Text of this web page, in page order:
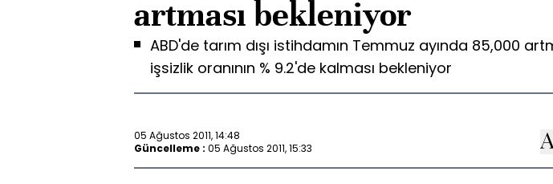
artması bekleniyor
ABD'de tarım dışı istihdamın Temmuz ayında 85,000
işsizlik oranının % 9.2'de kalması bekleniyor
05 Ağustos 2011, 14:48
Güncelleme : 05 Ağustos 2011, 15:33